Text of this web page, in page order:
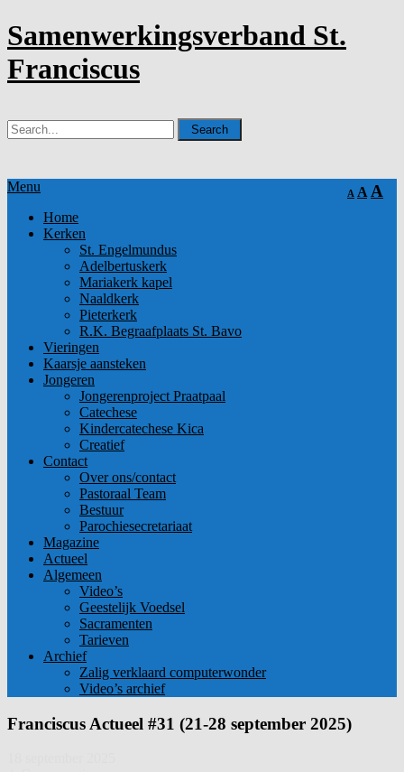
Samenwerkingsverband St.
Franciscus
A A A
Menu
Home
Kerken
St. Engelmundus
Adelbertuskerk
Mariakerk kapel
Naaldkerk
Pieterkerk
R.K. Begraafplaats St. Bavo
Vieringen
Kaarsje aansteken
Jongeren
Jongerenproject Praatpaal
Catechese
Kindercatechese Kica
Creatief
Contact
Over ons/contact
Pastoraal Team
Bestuur
Parochiesecretariaat
Magazine
Actueel
Algemeen
Video’s
Geestelijk Voedsel
Sacramenten
Tarieven
Archief
Zalig verklaard computerwonder
Video’s archief
Franciscus Actueel #31 (21-28 september 2025)